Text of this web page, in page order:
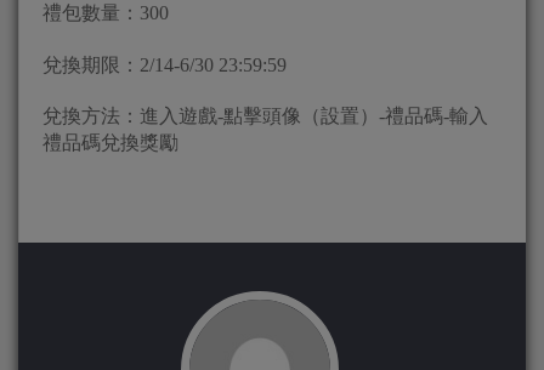
禮包數量：300
兌換期限：2/14-6/30 23:59:59
兌換方法：進入遊戲-點擊頭像（設置）-禮品碼-輸入
禮品碼兌換獎勵